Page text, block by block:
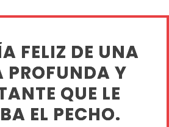
FELIZ DE UNA
PROFUNDA Y
QUE LE
EL PECHO.